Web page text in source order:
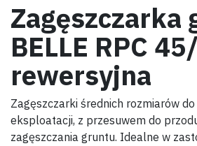
Zagęszczarka
BELLE RPC
rewersyjna
Zagęszczarki średnich rozmiarów
eksploatacji, z przesuwem do
zagęszczania gruntu. Idealne w